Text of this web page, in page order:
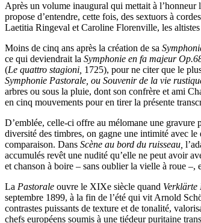
Après un volume inaugural qui mettait à
propose d’entendre, cette fois, des sextuors à
Laetitia Ringeval et Caroline Florenville, les
Moins de cinq ans après la création de sa
ce qui deviendrait la Symphonie en fa majeur
(Le quattro stagioni, 1725), pour ne citer que le
Symphonie Pastorale, ou Souvenir de la vie
arbres ou sous la pluie, dont son confrère et ami
en cinq mouvements pour en tirer la présente
D’emblée, celle-ci offre au mélomane une gravure
diversité des timbres, on gagne une intimité avec
comparaison. Dans Scène au bord du ruisseau,
accumulés revêt une nudité qu’elle ne peut avoir
et chanson à boire – sans oublier la vielle à roue –,
La Pastorale ouvre le XIXe siècle quand Verklärte
septembre 1899, à la fin de l’été qui vit Arnold
contrastes puissants de texture et de tonalité,
chefs européens soumis à une tiédeur puritaine